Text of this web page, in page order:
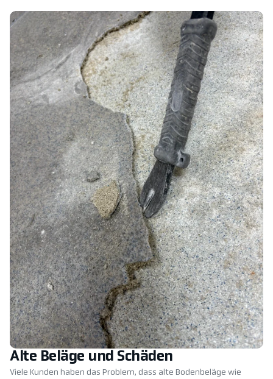
Alte Beläge und Schäden
Viele Kunden haben das Problem, dass alte Bodenbeläge wie